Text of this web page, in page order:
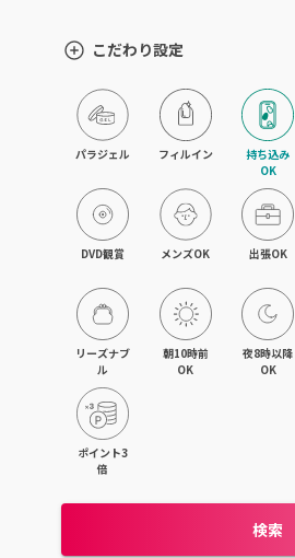
東三国・十三・淀川区
京橋・都島区
鶴見区・城東区・旭区
東成区・生野区
住吉区・住之江区・西成
平野区・東住吉区
大正・九条・弁天町
枚方・寝屋川・交野
こだわり設定
パラジェル フィルイン
持ち込み
OK
DVD観賞 メンズOK 出張OK
リーズナブ
ル
朝10時前
OK
夜8時以降
OK
ポイント3
倍
検索